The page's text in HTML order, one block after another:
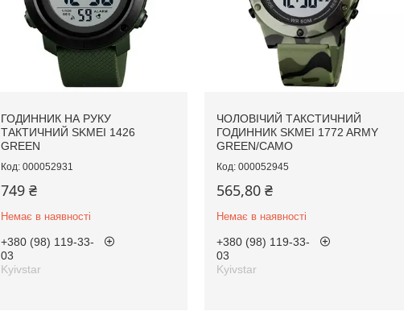
ГОДИННИК НА РУКУ
ТАКТИЧНИЙ SKMEI 1426
GREEN
000052931
749 ₴
Немає в наявності
+380 (98) 119-33-
03
Kyivstar
ЧОЛОВІЧИЙ ТАКСТИЧНИЙ
ГОДИННИК SKMEI 1772 ARMY
GREEN/CAMO
000052945
565,80 ₴
Немає в наявності
+380 (98) 119-33-
03
Kyivstar